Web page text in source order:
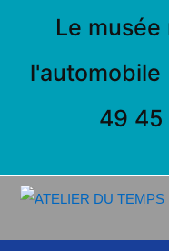
Le
l'automobile
49 45